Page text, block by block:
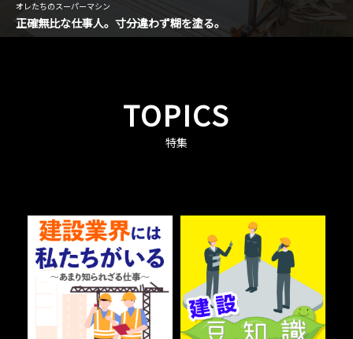
オレたちのスーパーマシン
正確無比な仕事人。寸分違わず糊を塗る。
TOPICS
特集